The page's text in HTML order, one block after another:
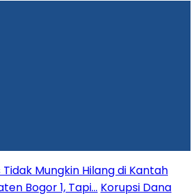
Tidak Mungkin Hilang di Kantah
Bogor 1, Tapi… Korupsi Dana